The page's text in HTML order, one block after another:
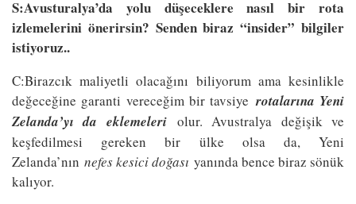
S:Avusturalya’da yolu düşeceklere nasıl bir rota
izlemelerini önerirsin? Senden biraz “insider” bilgiler
istiyoruz..
C:Birazcık maliyetli olacağını biliyorum ama kesinlikle
değeceğine garanti vereceğim bir tavsiye rotalarına Yeni
Zelanda’yı da eklemeleri olur. Avustralya değişik ve
keşfedilmesi gereken bir ülke olsa da, Yeni
Zelanda’nın nefes kesici doğası yanında bence biraz sönük
kalıyor.